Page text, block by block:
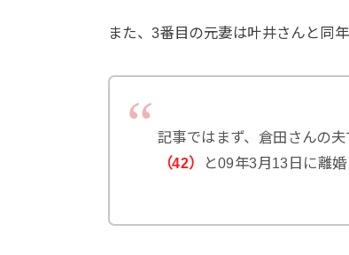
また、3番目の元妻は叶井さんと同
記事ではまず、倉田さんの
（42）
と09年3月13日に離